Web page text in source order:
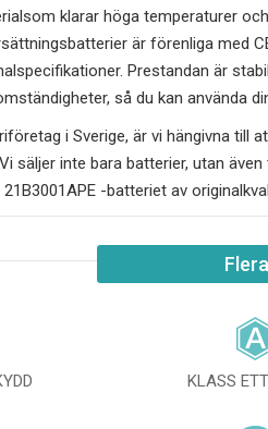
klarar höga temperaturer
är förenliga med
Prestandan är
så du kan använda
i Sverige, är vi hängivna till
säljer inte bara batterier, utan
-batteriet av
KLASS